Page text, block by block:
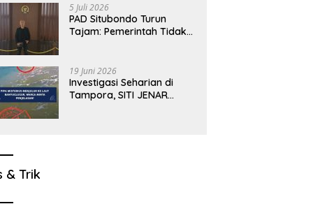
5 Juli 2026
PAD Situbondo Turun
Tajam: Pemerintah Tidak
Menunjukkan
Akuntabilitas.
19 Juni 2026
Investigasi Seharian di
Tampora, SITI JENAR
& Trik